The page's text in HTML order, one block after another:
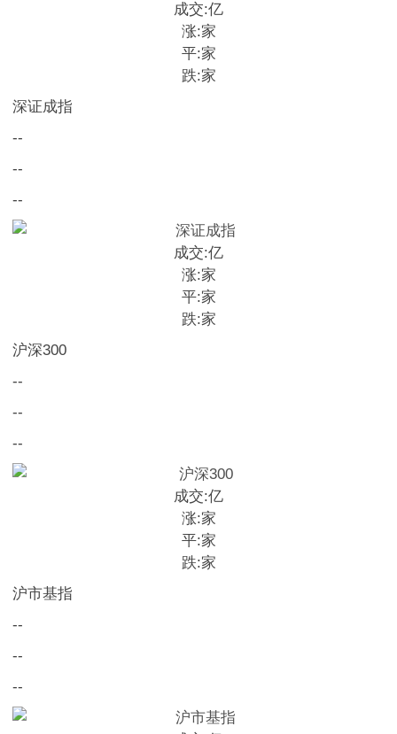
成交:亿
涨:家
平:家
跌:家
深证成指
--
--
--
成交:亿
涨:家
平:家
跌:家
沪深300
--
--
--
成交:亿
涨:家
平:家
跌:家
沪市基指
--
--
--